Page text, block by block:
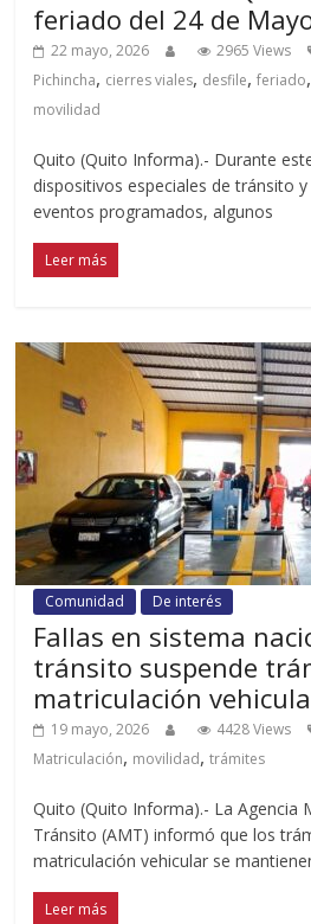
feriado del 24 de
22 mayo, 2026 2965 Views
Pichincha, cierres viales, desfile,feriado,
movilidad
Quito (Quito Informa).- Durante
dispositivos especiales de tránsito
eventos programados, algunos
Leer más
Comunidad De interés
Fallas en sistema
tránsito suspende
matriculación
19 mayo, 2026 4428 Views
Matriculación, movilidad,trámites
Quito (Quito Informa).- La Agencia
Tránsito (AMT) informó que los
matriculación vehicular se
Leer más